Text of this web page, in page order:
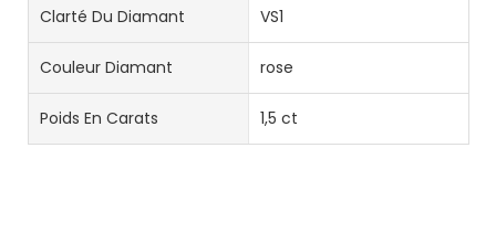
Clarté Du Diamant VS1
Couleur Diamant rose
Poids En Carats 1,5 ct